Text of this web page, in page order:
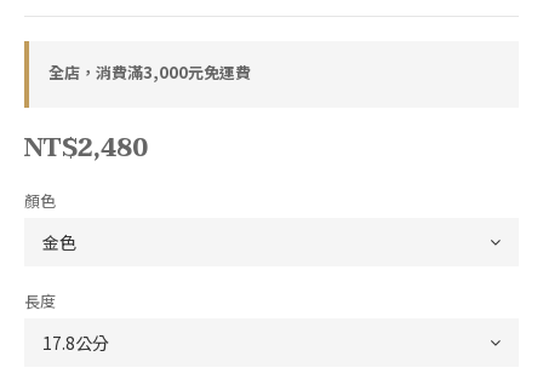
全店，消費滿3,000元免運費
NT$2,480
顏色
長度